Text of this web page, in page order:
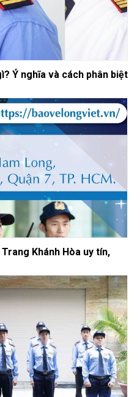
Ý nghĩa và cách phân biệt
Khánh Hòa uy tín,